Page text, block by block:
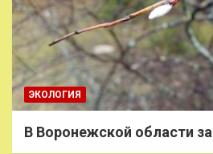
ЭКОЛОГИЯ
В Воронежской области